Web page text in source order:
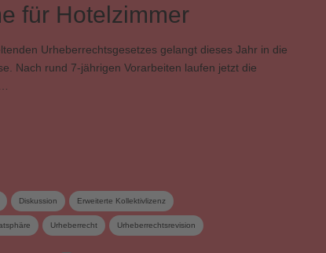
für Hotelzimmer
Urheberrechtsgesetzes gelangt dieses Jahr in die
Nach rund 7-jährigen Vorarbeiten laufen jetzt die
Diskussion Erweiterte Kollektivlizenz
Urheberrecht Urheberrechtsrevision